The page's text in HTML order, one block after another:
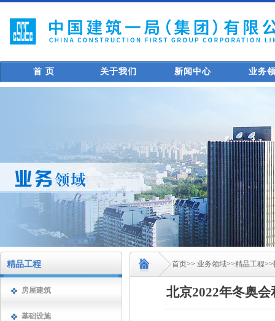
首 页 关于我们 新闻中心 业务
精品工程
房屋建筑
基础设施
首页>> 业务领域>>精品工程>>
北京2022年冬奥